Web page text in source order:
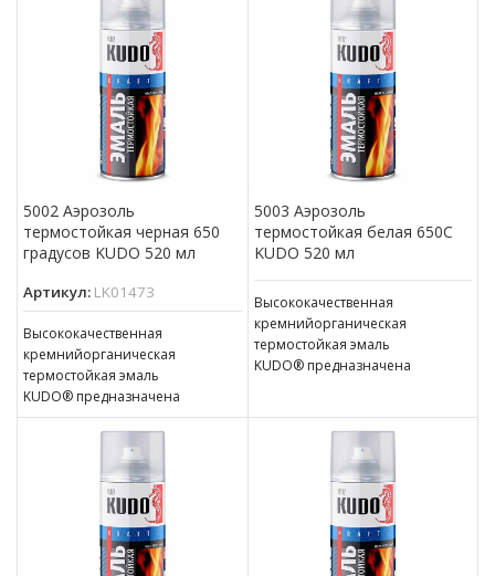
и керамике. Обеспечивает
нагреванию до температуры
800°C, таких как: компоненты
выхлопной системы
автомобилей, элементы
трубопроводов
и паропроводов,
5002 Аэрозоль
термостойкая черная 650
градусов KUDO 520 мл
Артикул: LK01473
Высококачественная
кремнийорганическая
термостойкая эмаль
KUDO® предназначена
для окраски металлических
изделий, подверженных
нагреванию до температуры
800°C, таких как: компоненты
выхлопной системы
автомобилей, элементы
трубопроводов
и паропроводов,
5003 Аэрозоль
термостойкая белая 650С
KUDO 520 мл
Высококачественная
кремнийорганическая
термостойкая эмаль
KUDO® предназначена
нагреванию до температуры
800°C, таких как: компоненты
выхлопной системы
автомобилей, элементы
трубопроводов
и паропроводов,